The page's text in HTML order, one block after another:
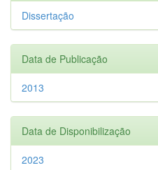
Dissertação
Data de Publicação
2013
Data de Disponibilização
2023